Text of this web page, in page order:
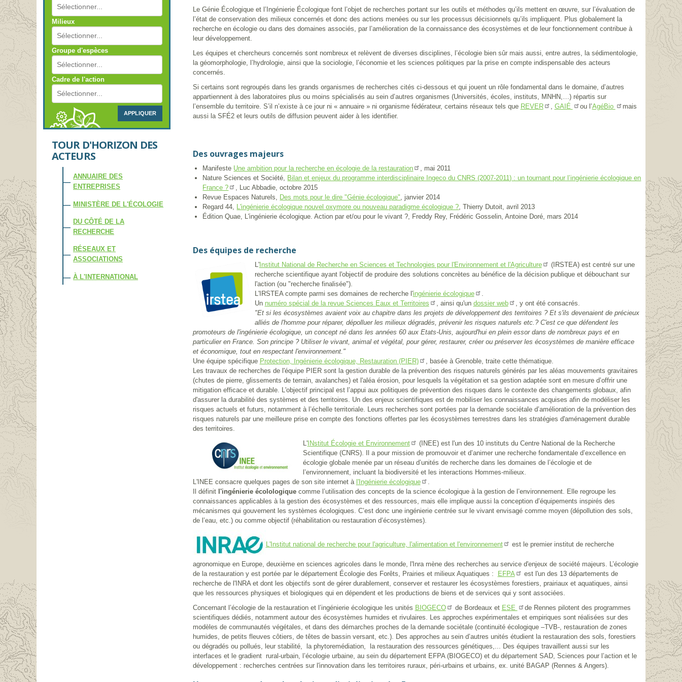
Milieux
Groupe d'espèces
Cadre de l'action
APPLIQUER
TOUR D'HORIZON DES
ACTEURS
ANNUAIRE DES
ENTREPRISES
MINISTÈRE DE L'ÉCOLOGIE
DU CÔTÉ DE LA
RECHERCHE
RÉSEAUX ET
ASSOCIATIONS
À L'INTERNATIONAL
Le Génie Écologique et l’Ingénierie Écologique font l’objet de recherches portant sur les outils et méthodes qu’ils mettent en œuvre, sur l’évaluation de
l’état de conservation des milieux concernés et donc des actions menées ou sur les processus décisionnels qu’ils impliquent. Plus globalement la
recherche en écologie ou dans des domaines associés, par l’amélioration de la connaissance des écosystèmes et de leur fonctionnement contribue à
leur développement.
Les équipes et chercheurs concernés sont nombreux et relèvent de diverses disciplines, l’écologie bien sûr mais aussi, entre autres, la sédimentologie,
la géomorphologie, l’hydrologie, ainsi que la sociologie, l’économie et les sciences politiques par la prise en compte indispensable des acteurs
concernés.
Si certains sont regroupés dans les grands organismes de recherches cités ci-dessous et qui jouent un rôle fondamental dans le domaine, d’autres
appartiennent à des laboratoires plus ou moins spécialisés au sein d’autres organismes (Universités, écoles, instituts, MNHN,…) répartis sur
l’ensemble du territoire. S’il n’existe à ce jour ni « annuaire » ni organisme fédérateur, certains réseaux tels que REVER GAIÉ ou l’AgéBio
mais
aussi la SFÉ2 et leurs outils de diffusion peuvent aider à les identifier.
Des ouvrages majeurs
Manifeste Une ambition pour la recherche en écologie de la restauration
, mai 2011
Nature Sciences et Société,
Bilan et enjeux du programme interdisciplinaire Ingeco du CNRS (2007-2011) : un tournant pour l’ingénierie écologique en
France ?
, Luc Abbadie, octobre 2015
Revue Espaces Naturels,
Des mots pour le dire "Génie écologique"
, janvier 2014
Regard 44,
L'ingénierie écologique nouvel oxymore ou nouveau paradigme écologique ? , Thierry Dutoit, avril 2013
Édition Quae, L'ingénierie écologique. Action par et/ou pour le vivant ?, Freddy Rey, Frédéric Gosselin, Antoine Doré, mars 2014
Des équipes de recherche
L'Institut National de Recherche en Sciences et Technologies pour l'Environnement et l'Agriculture
(IRSTEA) est centré sur une
recherche scientifique ayant l'objectif de produire des solutions concrètes au bénéfice de la décision publique et débouchant sur
l'action (ou "recherche finalisée").
L'IRSTEA compte parmi ses domaines de recherche l'ingénierie écologique
Un numéro spécial de la revue Sciences Eaux et Territoires , ainsi qu'un dossier web
, y ont été consacrés.
"Et si les écosystèmes avaient voix au chapitre dans les projets de développement des territoires ? Et s'ils devenaient de précieux
alliés de l'homme pour réparer, dépolluer les milieux dégradés, prévenir les risques naturels etc.? C'est ce que défendent les
promoteurs de l'ingénierie écologique, un concept né dans les années 60 aux Etats-Unis, aujourd'hui en plein essor dans de nombreux pays et en
particulier en France. Son principe ? Utiliser le vivant, animal et végétal, pour gérer, restaurer, créer ou préserver les écosystèmes de manière efficace
et économique, tout en respectant l'environnement."
Une équipe spécifique Protection, Ingénierie écologique, Restauration (PIER)
, basée à Grenoble, traite cette thématique.
Les travaux de recherches de l'équipe PIER sont la gestion durable de la prévention des risques naturels générés par les aléas mouvements gravitaires
(chutes de pierre, glissements de terrain, avalanches) et l'aléa érosion, pour lesquels la végétation et sa gestion adaptée sont en mesure d’offrir une
mitigation efficace et durable. L'objectif principal est l’appui aux politiques de prévention des risques dans le contexte des changements globaux, afin
d'assurer la durabilité des systèmes et des territoires. Un des enjeux scientifiques est de mobiliser les connaissances acquises afin de modéliser les
risques actuels et futurs, notamment à l’échelle territoriale. Leurs recherches sont portées par la demande sociétale d’amélioration de la prévention des
risques naturels par une meilleure prise en compte des fonctions offertes par les écosystèmes terrestres dans les stratégies d'aménagement durable
des territoires.
L'INstitut Écologie et Environnement
(INEE) est l'un des 10 instituts du Centre National de la Recherche
Scientifique (CNRS). Il a pour mission de promouvoir et d’animer une recherche fondamentale d’excellence en
écologie globale menée par un réseau d’unités de recherche dans les domaines de l’écologie et de
l’environnement, incluant la biodiversité et les interactions Hommes-milieux.
L'INEE consacre quelques pages de son site internet à l'Ingénierie écologique
Il définit l'ingénierie écolologiquecomme l’utilisation des concepts de la science écologique à la gestion de l’environnement. Elle regroupe les
connaissances applicables à la gestion des écosystèmes et des ressources, mais elle implique aussi la conception d’équipements inspirés des
mécanismes qui gouvernent les systèmes écologiques. C’est donc une ingénierie centrée sur le vivant envisagé comme moyen (dépollution des sols,
de l’eau, etc.) ou comme objectif (réhabilitation ou restauration d’écosystèmes).
L'Institut national de recherche pour l'agriculture, l'alimentation et l'environnement est le premier institut de recherche
agronomique en Europe, deuxième en sciences agricoles dans le monde, l'Inra mène des recherches au service d'enjeux de société majeurs. L’écologie
de la restauration y est portée par le département Écologie des Forêts, Prairies et milieux Aquatiques :
EFPA
est l'un des 13 départements de
recherche de l'INRA et dont les objectifs sont de gérer durablement, conserver et restaurer les écosystèmes forestiers, prairiaux et aquatiques, ainsi
que les ressources physiques et biologiques qui en dépendent et les productions de biens et de services qui y sont associées.
Concernant l’écologie de la restauration et l’ingénierie écologique les unités BIOGECO de Bordeaux et ESE
de Rennes pilotent des programmes
scientifiques dédiés, notamment autour des écosystèmes humides et rivulaires. Les approches expérimentales et empiriques sont réalisées sur des
modèles de communautés végétales, et dans des démarches proches de la demande sociétale (continuité écologique –TVB-, restauration de zones
humides, de petits fleuves côtiers, de têtes de bassin versant, etc.). Des approches au sein d’autres unités étudient la restauration des sols, forestiers
ou dégradés ou pollués, leur stabilité, la phytoremédiation, la restauration des ressources génétiques,... Des équipes travaillent aussi sur les
interfaces et le gradient rural-urbain, l’écologie urbaine, au sein du département EFPA (BIOGECO) et du département SAD, Sciences pour l’action et le
développement : recherches centrées sur l'innovation dans les territoires ruraux, péri-urbains et urbains, ex. unité BAGAP (Rennes & Angers).